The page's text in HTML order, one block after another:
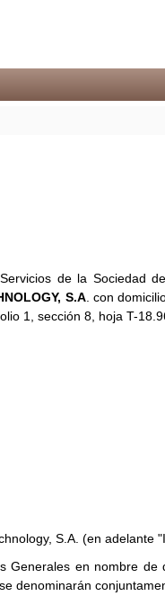
de la Sociedad
S.A. con
1, sección 8, hoja T-
S.A. (en adelante
en nombre
denominarán